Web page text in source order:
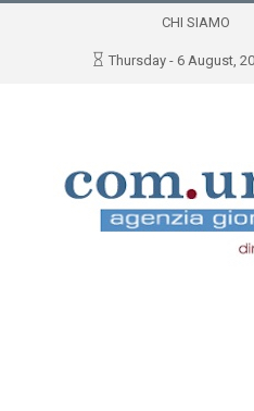
CHI SIAMO
Thursday - 6 August,